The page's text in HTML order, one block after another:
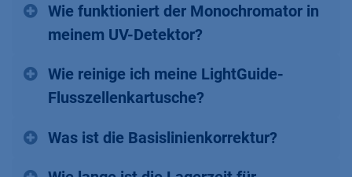
Wie funktioniert der Monochromator in
meinem UV-Detektor?
Wie reinige ich meine LightGuide-
Flusszellenkartusche?
Was ist die Basislinienkorrektur?